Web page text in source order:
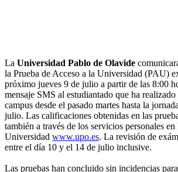
La Universidad Pablo de Olavide
la Prueba de Acceso a la Universidad (PAU)
próximo jueves 9 de julio a partir de las 8:00
mensaje SMS al estudiantado que ha realizado
campus desde el pasado martes hasta la
julio. Las calificaciones obtenidas en las
también a través de los servicios personales
Universidad www.upo.es. La revisión de
entre el día 10 y el 14 de julio inclusive.
Las pruebas han concluido sin incidencias